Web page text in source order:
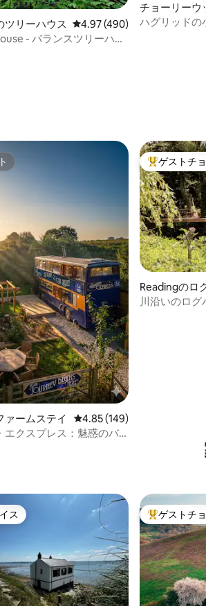
ツリーハウス レビュー490件、5つ星中
4.97 (490)
- バランスツリーハウ
チョーリーウ
ス
ハグリッドの
ァームステイ レビュー149件、5つ星中
4.85 (149)
エクスプレス：魅惑のバ
大好評のゲ
ゲストチ
Readingのロ
川沿いのログ
チョイスです。
ス 大好評のゲ
ゲストチ